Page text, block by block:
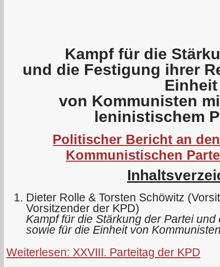
Kampf für die
und die Festigung ihrer
Einheit
von Kommunisten
leninistischem
Politischer Bericht an
Kommunistischen
Dieter Rolle & Torsten Schöwitz
Vorsitzender der KPD)
Kampf für die Stärkung der Partei
sowie für die Einheit von
Weiterlesen: XXVIII. Parteitag der KPD